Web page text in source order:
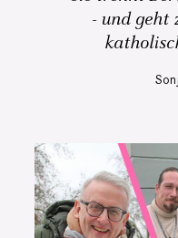
- und geht